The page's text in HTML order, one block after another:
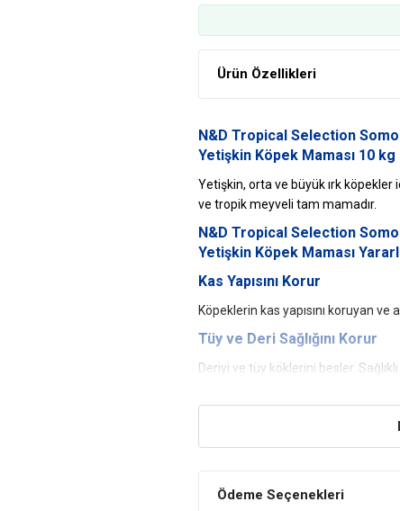
Ürün Özellikleri
N&D Tropical Selection
Yetişkin Köpek Maması 10 kg
Yetişkin, orta ve büyük ırk köpekler
ve tropik meyveli tam mamadır.
N&D Tropical Selection
Yetişkin Köpek Maması
Kas Yapısını Korur
Köpeklerin kas yapısını koruyan
Tüy ve Deri Sağlığını Korur
Deriyi ve tüy köklerini besler.
Yüksek besin değeri ile daha
N&D Tropical Selection
Bileşim
Ödeme Seçenekleri